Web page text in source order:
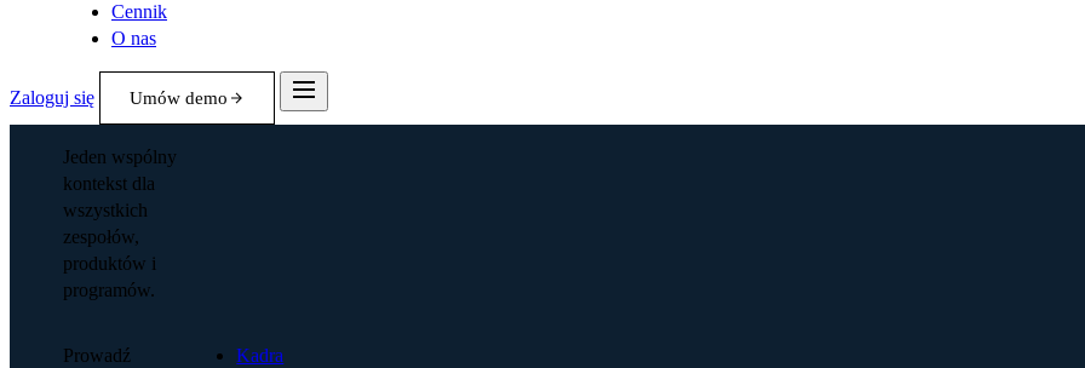
Cennik
O nas
Zaloguj się Umów demo
Jeden wspólny
kontekst dla
wszystkich
zespołów,
produktów i
programów.
Prowadź
Kadra